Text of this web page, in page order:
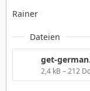
Rainer
Dateien
get-
2,4 kB – 212